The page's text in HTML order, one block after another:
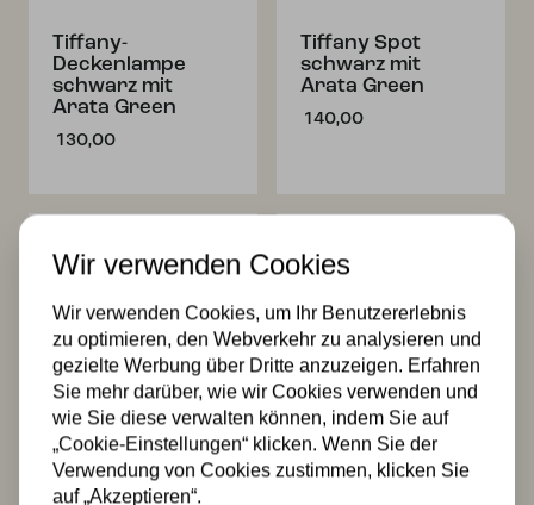
Tiffany-
Deckenlampe
schwarz mit
Arata Green
130,00
Tiffany Spot
schwarz mit
Arata Green
140,00
Tiffany Spot
schwarz mit
Arata Green
140,00
2 x Tiffany Arata
Green auf
Deckenbalken
309,99
Wir verwenden Cookies
Wir verwenden Cookies, um Ihr Benutzererlebnis
zu optimieren, den Webverkehr zu analysieren und
gezielte Werbung über Dritte anzuzeigen. Erfahren
Sie mehr darüber, wie wir Cookies verwenden und
wie Sie diese verwalten können, indem Sie auf
„Cookie-Einstellungen“ klicken. Wenn Sie der
Verwendung von Cookies zustimmen, klicken Sie
auf „Akzeptieren“.